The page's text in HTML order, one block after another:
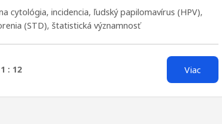
cytológia,incidencia, ľudský papilomavírus (HPV),
(STD),štatistická významnosť
: 12 Viac